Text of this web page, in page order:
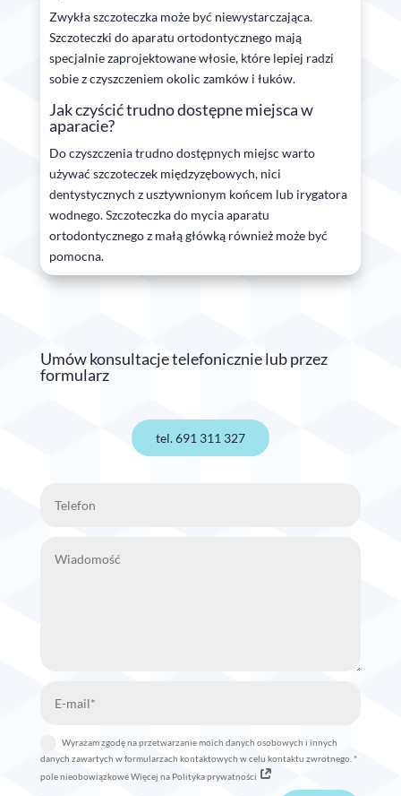
Zwykła szczoteczka może być niewystarczająca.
Szczoteczki do aparatu ortodontycznego mają
specjalnie zaprojektowane włosie, które lepiej radzi
sobie z czyszczeniem okolic zamków i łuków.
Jak czyścić trudno dostępne miejsca w
aparacie?
Do czyszczenia trudno dostępnych miejsc warto
używać szczoteczek międzyzębowych, nici
dentystycznych z usztywnionym końcem lub irygatora
wodnego. Szczoteczka do mycia aparatu
ortodontycznego z małą główką również może być
pomocna.
Umów konsultacje telefonicznie lub przez
formularz
tel. 691 311 327
Wyrażam zgodę na przetwarzanie moich danych osobowych i innych
danych zawartych w formularzach kontaktowych w celu kontaktu zwrotnego. *
pole nieobowiązkowe Więcej na Polityka prywatności